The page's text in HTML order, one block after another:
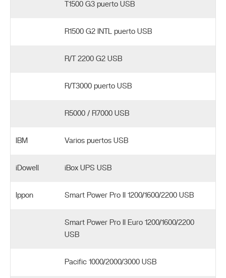
T1500 G3 puerto USB
R1500 G2 INTL puerto USB
R/T 2200 G2 USB
R/T3000 puerto USB
R5000 / R7000 USB
IBM Varios puertos USB
iDowell iBox UPS USB
Ippon Smart Power Pro II 1200/1600/2200 USB
Smart Power Pro II Euro 1200/1600/2200
USB
Pacific 1000/2000/3000 USB